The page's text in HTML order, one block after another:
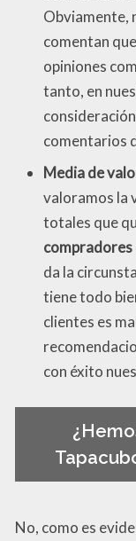
Obviamente,
comentan
opiniones
tanto, en
comentarios
Media de
valoramos la
totales que
compradores
da la
tiene todo
clientes es
con éxito
No, como es